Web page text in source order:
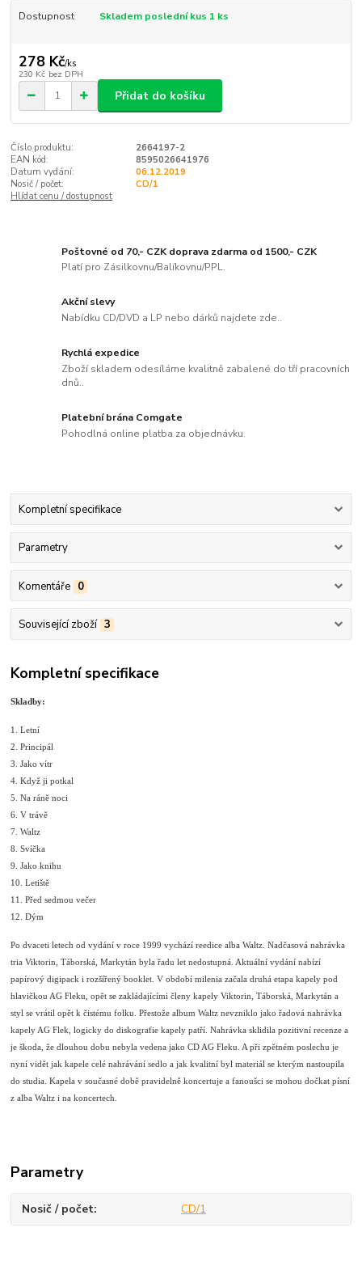
Dostupnost Skladem poslední kus 1 ks
278 Kč/ks
230 Kč bez DPH
Přidat do košíku
Číslo produktu:
2664197-2
EAN kód:
8595026641976
Datum vydání:
06.12.2019
Nosič / počet:
CD/1
Hlídat cenu / dostupnost
Poštovné od 70,- CZK doprava zdarma od 1500,- CZK
Platí pro Zásilkovnu/Balíkovnu/PPL.
Akční slevy
Nabídku CD/DVD a LP nebo dárků najdete zde..
Rychlá expedice
Zboží skladem odesíláme kvalitně zabalené do tří pracovních
dnů..
Platební brána Comgate
Pohodlná online platba za objednávku.
Kompletní specifikace
Parametry
Komentáře 0
Související zboží 3
Kompletní specifikace
Skladby:
1. Letní
2. Principál
3. Jako vítr
4. Když ji potkal
5. Na ráně noci
6. V trávě
7. Waltz
8. Svíčka
9. Jako knihu
10. Letiště
11. Před sedmou večer
12. Dým
Po dvaceti letech od vydání v roce 1999 vychází reedice alba Waltz. Nadčasová nahrávka
tria Viktorin, Táborská, Markytán byla řadu let nedostupná. Aktuální vydání nabízí
papírový digipack i rozšířený booklet. V období milenia začala druhá etapa kapely pod
hlavičkou AG Fleku, opět se zakládajícími členy kapely Viktorin, Táborská, Markytán a
styl se vrátil opět k čistému folku. Přestože album Waltz nevzniklo jako řadová nahrávka
kapely AG Flek, logicky do diskografie kapely patří. Nahrávka sklidila pozitivní recenze a
je škoda, že dlouhou dobu nebyla vedena jako CD AG Fleku. A při zpětném poslechu je
nyní vidět jak kapele celé nahrávání sedlo a jak kvalitní byl materiál se kterým nastoupila
do studia. Kapela v současné době pravidelně koncertuje a fanoušci se mohou dočkat písní
z alba Waltz i na koncertech.
Parametry
Nosič / počet CD/1